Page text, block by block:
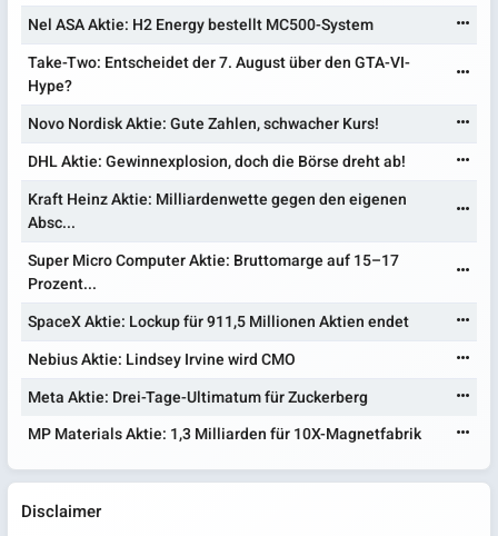
Nel ASA Aktie: H2 Energy bestellt MC500-System
Take-Two: Entscheidet der 7. August über den GTA-VI-
Hype?
Novo Nordisk Aktie: Gute Zahlen, schwacher Kurs!
DHL Aktie: Gewinnexplosion, doch die Börse dreht ab!
Kraft Heinz Aktie: Milliardenwette gegen den eigenen
Absc...
Super Micro Computer Aktie: Bruttomarge auf 15–17
Prozent...
SpaceX Aktie: Lockup für 911,5 Millionen Aktien endet
Nebius Aktie: Lindsey Irvine wird CMO
Meta Aktie: Drei-Tage-Ultimatum für Zuckerberg
MP Materials Aktie: 1,3 Milliarden für 10X-Magnetfabrik
Disclaimer